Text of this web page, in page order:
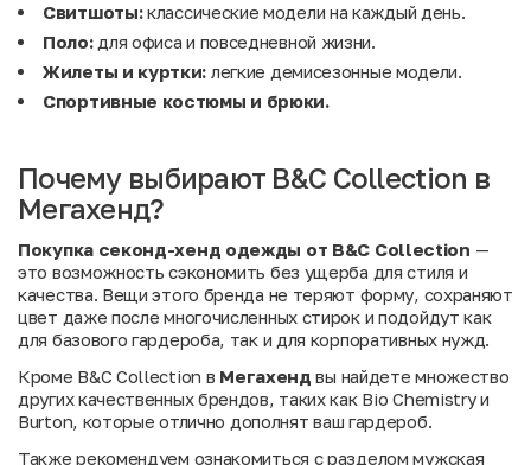
Свитшоты:классические модели на каждый день.
Поло:для офиса и повседневной жизни.
Жилеты и куртки: легкие демисезонные модели.
Спортивные костюмы и брюки.
Почему выбирают B&C Collection в
Мегахенд?
Покупка секонд-хенд одежды от B&C Collection —
это возможность сэкономить без ущерба для стиля и
качества. Вещи этого бренда не теряют форму, сохраняют
цвет даже после многочисленных стирок и подойдут как
для базового гардероба, так и для корпоративных нужд.
Кроме B&C Collection в Мегахенд вы найдете множество
других качественных брендов, таких как Bio Chemistryи
Burton, которые отлично дополнят ваш гардероб.
Также рекомендуем ознакомиться с разделоммужская